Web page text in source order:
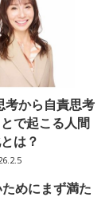
考から自責思考
で起こる人間
は？
めにまず満た